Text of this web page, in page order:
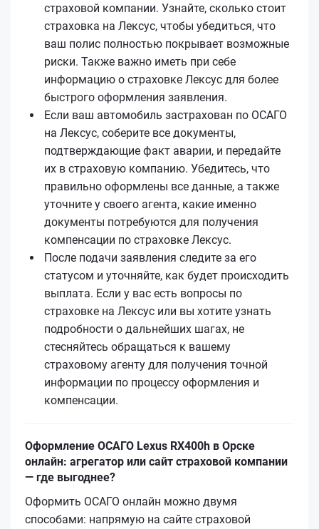
страховой компании. Узнайте, сколько стоит
страховка на Лексус, чтобы убедиться, что
ваш полис полностью покрывает возможные
риски. Также важно иметь при себе
информацию о страховке Лексус для более
быстрого оформления заявления.
Если ваш автомобиль застрахован по ОСАГО
на Лексус, соберите все документы,
подтверждающие факт аварии, и передайте
их в страховую компанию. Убедитесь, что
правильно оформлены все данные, а также
уточните у своего агента, какие именно
документы потребуются для получения
компенсации по страховке Лексус.
После подачи заявления следите за его
статусом и уточняйте, как будет происходить
выплата. Если у вас есть вопросы по
страховке на Лексус или вы хотите узнать
подробности о дальнейших шагах, не
стесняйтесь обращаться к вашему
страховому агенту для получения точной
информации по процессу оформления и
компенсации.
Оформление ОСАГО Lexus RX400h в Орске
онлайн: агрегатор или сайт страховой компании
— где выгоднее?
Оформить ОСАГО онлайн можно двумя
способами: напрямую на сайте страховой